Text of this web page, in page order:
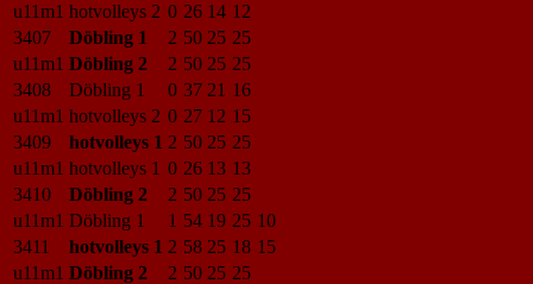
u11m1 hotvolleys 2 0 26 14 12
3407
Döbling 1 2 50 25 25
u11m1 Döbling 2 2 50 25 25
3408
Döbling 1 0 37 21 16
u11m1 hotvolleys 2 0 27 12 15
3409
hotvolleys 1 2 50 25 25
u11m1 hotvolleys 1 0 26 13 13
3410
Döbling 2 2 50 25 25
u11m1 Döbling 1 1 54 19 25 10
3411
hotvolleys 1 2 58 25 18 15
u11m1 Döbling 2 2 50 25 25